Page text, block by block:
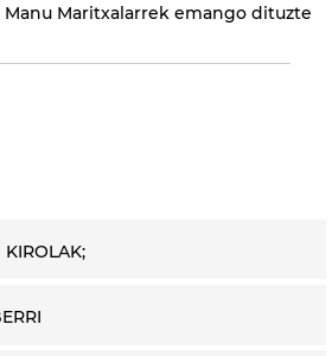
Maritxalarrek emango dituzte
KIROLAK;